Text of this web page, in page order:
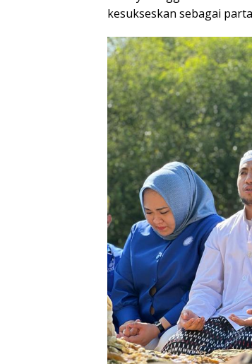
kesukseskan sebagai